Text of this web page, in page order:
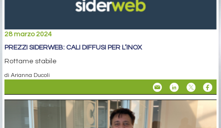
28 marzo 2024
PREZZI SIDERWEB: CALI DIFFUSI PER L’INOX
Rottame stabile
di Arianna Ducoli